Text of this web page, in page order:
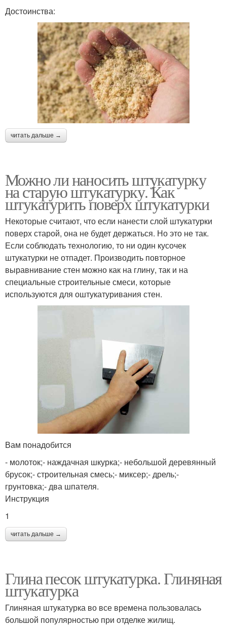
Достоинства:
читать дальше →
Можно ли наносить штукатурку
на старую штукатурку. Как
штукатурить поверх штукатурки
Некоторые считают, что если нанести слой штукатурки
поверх старой, она не будет держаться. Но это не так.
Если соблюдать технологию, то ни один кусочек
штукатурки не отпадет. Производить повторное
выравнивание стен можно как на глину, так и на
специальные строительные смеси, которые
используются для оштукатуривания стен.
Вам понадобится
- молоток;- наждачная шкурка;- небольшой деревянный
брусок;- строительная смесь;- миксер;- дрель;-
грунтовка;- два шпателя.
Инструкция
1
читать дальше →
Глина песок штукатурка. Глиняная
штукатурка
Глиняная штукатурка во все времена пользовалась
большой популярностью при отделке жилищ.